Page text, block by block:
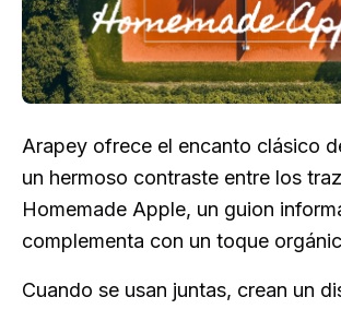
Arapey ofrece el encanto clásico
un hermoso contraste entre los
Homemade Apple, un guion
complementa con un toque
Cuando se usan juntas, crean un